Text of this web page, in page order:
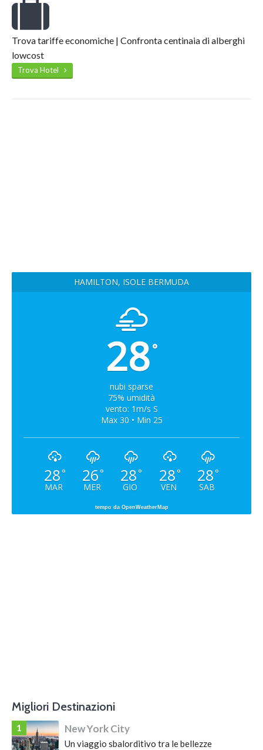
Trova tariffe economiche | Confronta centinaia di alberghi
lowcost
Trova Hotel
HAMILTON, ISOLE BERMUDA
28°
nubi sparse
75% umidità
vento: 1m/s S
Max 30 • Min 25
28°
MAR
26°
MER
28°
GIO
28°
VEN
28°
SAB
tempo da OpenWeatherMap
Migliori Destinazioni
1 New York City
Un viaggio sbalorditivo tra le bellezze